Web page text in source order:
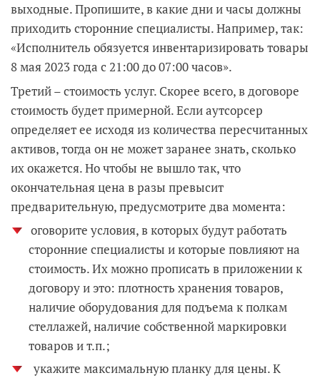
выходные. Пропишите, в какие дни и часы должны
приходить сторонние специалисты. Например, так:
«Исполнитель обязуется инвентаризировать товары
8 мая 2023 года с 21:00 до 07:00 часов».
Третий – стоимость услуг. Скорее всего, в договоре
стоимость будет примерной. Если аутсорсер
определяет ее исходя из количества пересчитанных
активов, тогда он не может заранее знать, сколько
их окажется. Но чтобы не вышло так, что
окончательная цена в разы превысит
предварительную, предусмотрите два момента:
оговорите условия, в которых будут работать
сторонние специалисты и которые повлияют на
стоимость. Их можно прописать в приложении к
договору и это: плотность хранения товаров,
наличие оборудования для подъема к полкам
стеллажей, наличие собственной маркировки
товаров и т.п.;
укажите максимальную планку для цены. К